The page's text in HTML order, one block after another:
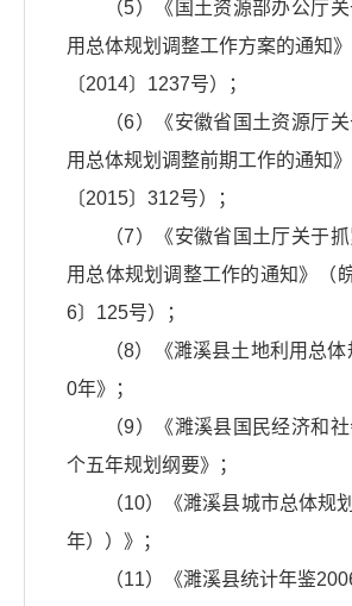
（5）《国土资源部办公厅
用总体规划调整工作方案的通知
〔2014〕1237号）；
（6）《安徽省国土资源厅
用总体规划调整前期工作的通知
〔2015〕312号）；
（7）《安徽省国土厅关于
用总体规划调整工作的通知》（
6〕125号）；
（8）《濉溪县土地利用总
0年》；
（9）《濉溪县国民经济和
个五年规划纲要》；
（10）《濉溪县城市总体规
年））》；
（11）《濉溪县统计年鉴